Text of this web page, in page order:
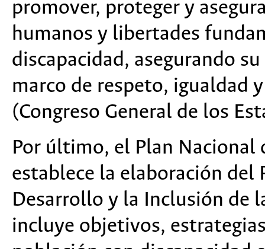
promover, proteger y
humanos y libertades
discapacidad, asegurando
marco de respeto, igualdad
(Congreso General de los
Por último, el Plan
establece la elaboración del
Desarrollo y la Inclusión de
incluye objetivos,